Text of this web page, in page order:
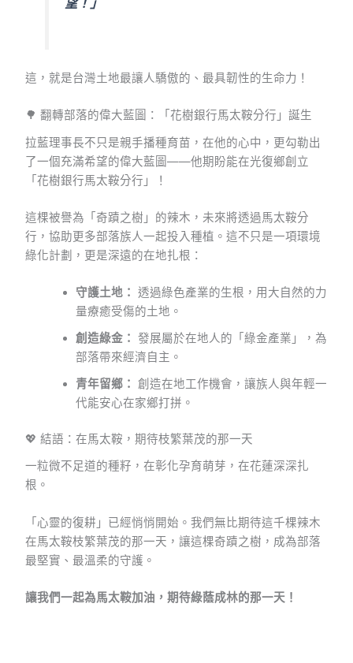
望！」
這，就是台灣土地最讓人驕傲的、最具韌性的生命力！
🌳 翻轉部落的偉大藍圖：「花樹銀行馬太鞍分行」誕生
拉藍理事長不只是親手播種育苗，在他的心中，更勾勒出
了一個充滿希望的偉大藍圖——他期盼能在光復鄉創立
「花樹銀行馬太鞍分行」！
這棵被譽為「奇蹟之樹」的辣木，未來將透過馬太鞍分
行，協助更多部落族人一起投入種植。這不只是一項環境
綠化計劃，更是深遠的在地扎根：
守護土地： 透過綠色產業的生根，用大自然的力
量療癒受傷的土地。
創造綠金： 發展屬於在地人的「綠金產業」，為
部落帶來經濟自主。
青年留鄉： 創造在地工作機會，讓族人與年輕一
代能安心在家鄉打拼。
💖 結語：在馬太鞍，期待枝繁葉茂的那一天
一粒微不足道的種籽，在彰化孕育萌芽，在花蓮深深扎
根。
「心靈的復耕」已經悄悄開始。我們無比期待這千棵辣木
在馬太鞍枝繁葉茂的那一天，讓這棵奇蹟之樹，成為部落
最堅實、最溫柔的守護。
讓我們一起為馬太鞍加油，期待綠蔭成林的那一天！